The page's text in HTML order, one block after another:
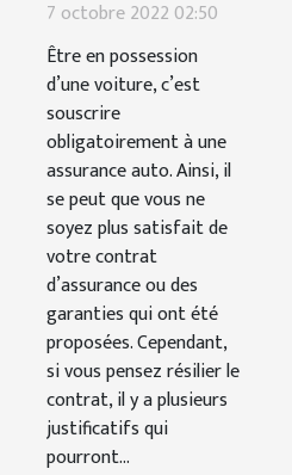
pour résilier
une
assurance
auto ?
7 octobre 2022 02:50
Être en possession
d’une voiture, c’est
souscrire
obligatoirement à une
assurance auto. Ainsi, il
se peut que vous ne
soyez plus satisfait de
votre contrat
d’assurance ou des
garanties qui ont été
proposées. Cependant,
si vous pensez résilier le
contrat, il y a plusieurs
justificatifs qui
pourront...